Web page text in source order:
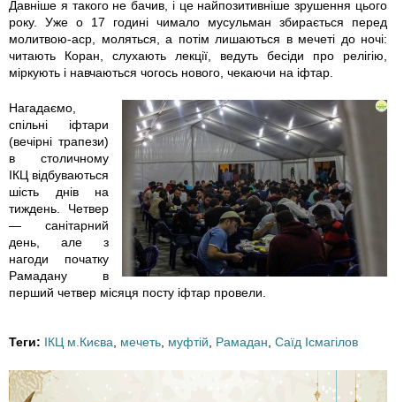
1
.
p
g
5
.
p
g
0
0
1
1
1
3
_
9
Давніше я такого не бачив, і це найпозитивніше зрушення цього
року. Уже о 17 годині чимало мусульман збирається перед
молитвою-аср, моляться, а потім лишаються в мечеті до ночі:
читають Коран, слухають лекції, ведуть бесіди про релігію,
міркують і навчаються чогось нового, чекаючи на іфтар.
Нагадаємо,
спільні іфтари
(вечірні трапези)
в столичному
ІКЦ відбуваються
шість днів на
тиждень. Четвер
— санітарний
день, але з
нагоди початку
Рамадану в
перший четвер місяця посту іфтар провели.
Теги: ІКЦ м.Києва мечеть муфтій Рамадан Саїд Ісмагілов